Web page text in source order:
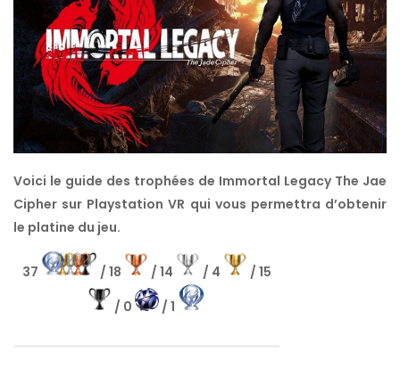
Voici le guide des trophées de Immortal Legacy The Jae
Cipher sur Playstation VR qui vous permettra d’obtenir
le platine du jeu.
37 / 18 / 14 / 4
/ 15
/ 0
/ 1